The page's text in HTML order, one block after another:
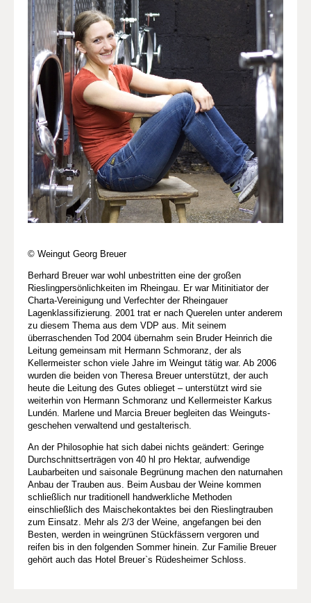
© Weingut Georg Breuer
Berhard Breuer war wohl unbestritten eine der großen
Rieslingpersönlichkeiten im Rheingau. Er war Mitinitiator der
Charta-Vereinigung und Verfechter der Rheingauer
Lagenklassifizierung. 2001 trat er nach Querelen unter anderem
zu diesem Thema aus dem VDP aus. Mit seinem
überraschenden Tod 2004 übernahm sein Bruder Heinrich die
Leitung gemeinsam mit Hermann Schmoranz, der als
Kellermeister schon viele Jahre im Weingut tätig war. Ab 2006
wurden die beiden von Theresa Breuer unterstützt, der auch
heute die Leitung des Gutes oblieget – unterstützt wird sie
weiterhin von Hermann Schmoranz und Kellermeister Karkus
Lundén. Marlene und Marcia Breuer begleiten das Weinguts­
geschehen verwaltend und gestalterisch.
An der Philosophie hat sich dabei nichts geändert: Geringe
Durchschnittserträgen von 40 hl pro Hektar, aufwendige
Laubarbeiten und saisonale Begrünung machen den naturnahen
Anbau der Trauben aus. Beim Ausbau der Weine kommen
schließlich nur traditionell handwerkliche Methoden
einschließlich des Maischekontaktes bei den Rieslingtrauben
zum Einsatz. Mehr als 2/3 der Weine, angefangen bei den
Besten, werden in weingrünen Stückfässern vergoren und
reifen bis in den folgenden Sommer hinein. Zur Familie Breuer
gehört auch das Hotel Breuer`s Rüdesheimer Schloss.